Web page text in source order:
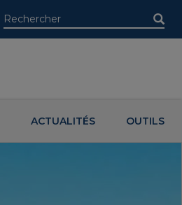
ACTUALITÉS OUTILS